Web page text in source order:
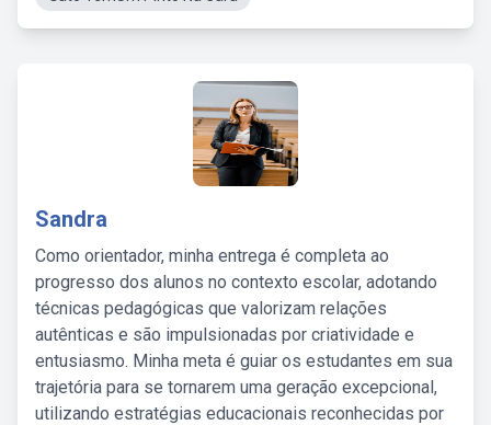
Sandra
Como orientador, minha entrega é completa ao
progresso dos alunos no contexto escolar, adotando
técnicas pedagógicas que valorizam relações
autênticas e são impulsionadas por criatividade e
entusiasmo. Minha meta é guiar os estudantes em sua
trajetória para se tornarem uma geração excepcional,
utilizando estratégias educacionais reconhecidas por